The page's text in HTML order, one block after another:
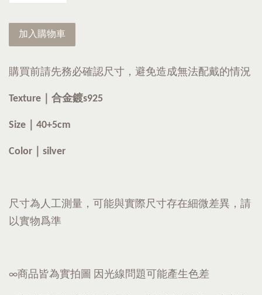
加入購物車
購買前請先務必確認尺寸，避免造成無法配戴的情況
Texture｜合金鍍s925
Size｜40+5cm
Color｜silver
尺寸為人工測量，可能與實際尺寸存在細微差異，請
以實物爲準
∞商品皆為實拍圖 因光線問題可能產生色差